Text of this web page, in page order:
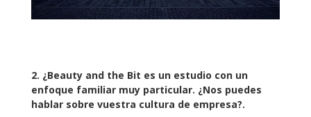
2. ¿Beauty and the Bit es un estudio con un
enfoque familiar muy particular. ¿Nos puedes
hablar sobre vuestra cultura de empresa?.